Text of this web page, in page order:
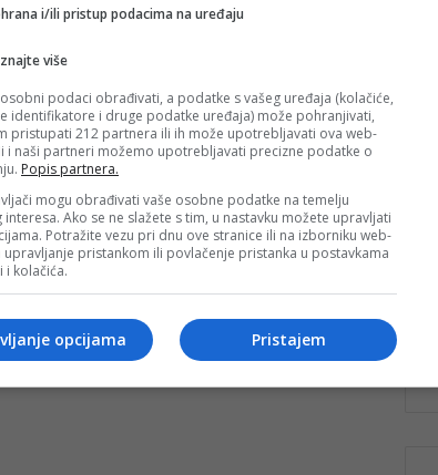
budućnosti i energija
na slikarskoj radionici u
održane slikarske radionice u Jablanici, mladi
priliku otvoreno razgovarati o temama koje se
njihove budućnosti,…
više
i/ili pristup podacima na uređaju
više
osobni podaci obrađivati, a podatke s vašeg uređaja (kolačiće,
identifikatore i druge podatke uređaja) može pohranjivati,
pristupati 212 partnera ili ih može upotrebljavati ova web-
i naši partneri možemo upotrebljavati precizne podatke o
Popis partnera.
mogu obrađivati vaše osobne podatke na temelju
interesa. Ako se ne slažete s tim, u nastavku možete upravljati
Potražite vezu pri dnu ove stranice ili na izborniku web-
upravljanje pristankom ili povlačenje pristanka u postavkama
i kolačića.
Pristajem
opcijama